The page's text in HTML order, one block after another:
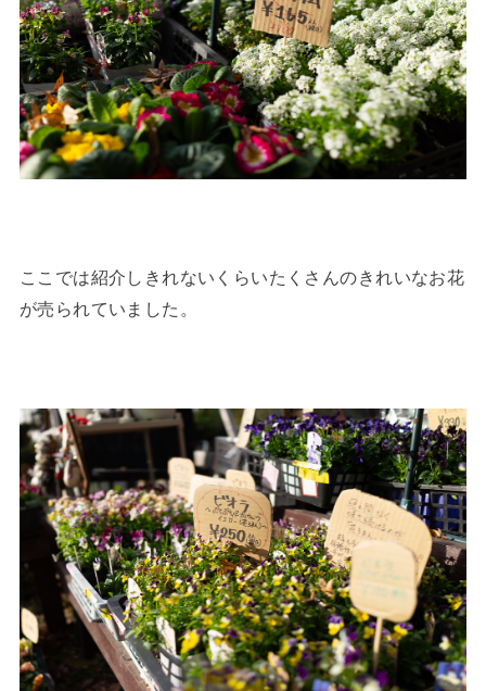
ここでは紹介しきれないくらいたくさんのきれいなお花
が売られていました。